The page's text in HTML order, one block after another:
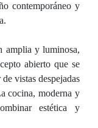
contemporáneo y
amplia y luminosa,
abierto que se
vistas despejadas
cocina, moderna y
estética y